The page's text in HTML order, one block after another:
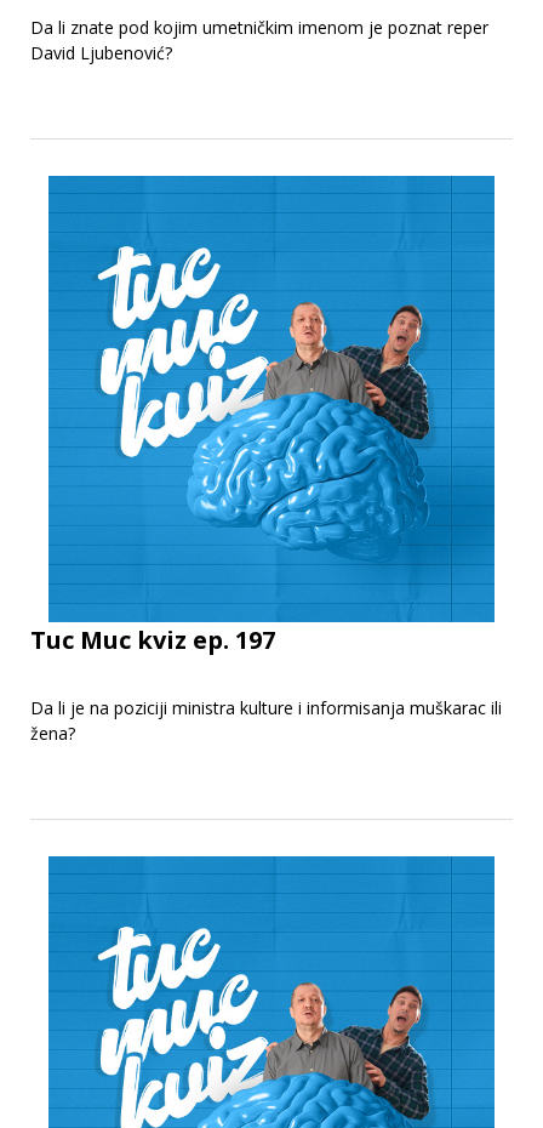
Da li znate pod kojim umetničkim imenom je poznat reper
David Ljubenović?
Tuc Muc kviz ep. 197
Da li je na poziciji ministra kulture i informisanja muškarac ili
žena?